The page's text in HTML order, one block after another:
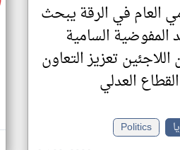
العام في الرقة يبحث
المفوضية السامية
تعزيز التعاون
العدلي
Politics